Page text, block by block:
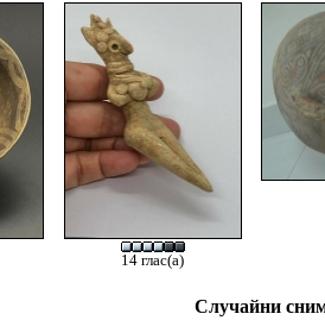
14 глас(а)
Случайни